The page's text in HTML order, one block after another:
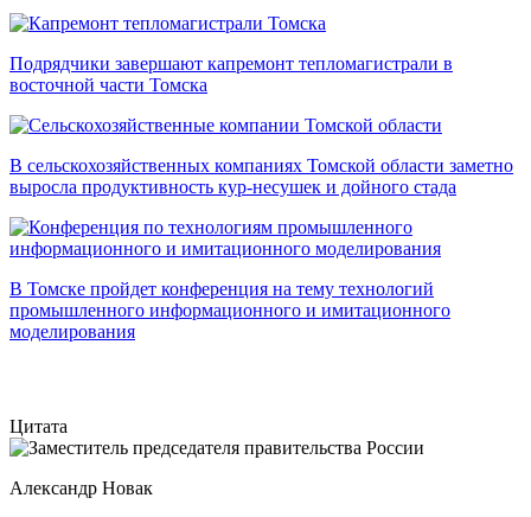
Подрядчики завершают капремонт тепломагистрали в
восточной части Томска
В сельскохозяйственных компаниях Томской области заметно
выросла продуктивность кур-несушек и дойного стада
В Томске пройдет конференция на тему технологий
промышленного информационного и имитационного
моделирования
Цитата
Александр Новак